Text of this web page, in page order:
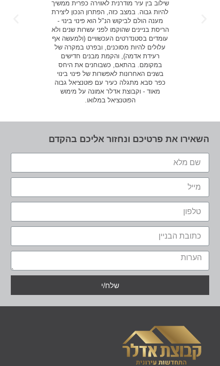
שילוב בין עיר מודרנית לאווירה כפרית ממשיך
להיות גבוה. במצב כזה, הפתרון הנכון ליצירת
מענה הולם לביקוש הנ"ל הוא פינוי בינוי -
הריסת בניינים שהוקמו לפני עשרות שנים ולא
עומדים בסטנדרטים העכשוויים (ולמעשה אף
עלולים להיות מסוכנים, ובפרט במקרה של
רעידת אדמה), והקמת מבנים חדישים
במקומם. בהתאם, כשבוחנים את היחס
בשנים האחרונות לאפשרות של פינוי בינוי
כפר סבא מתגלה כעיר עם פוטנציאל גבוה
מאוד - וקבוצת אדלר אמונה על מימוש
הפוטנציאל במלואו.
השאירו את פרטיכם ונחזור אליכם בהקדם
שלח/י